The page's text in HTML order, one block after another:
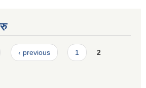
‹ previous 1 2